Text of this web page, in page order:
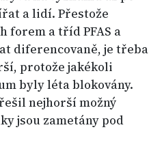
a lidí. Přestože
forem a tříd PFAS a
diferencovaně, je třeba
protože jakékoli
byly léta blokovány.
nejhorší možný
jsou zametány pod